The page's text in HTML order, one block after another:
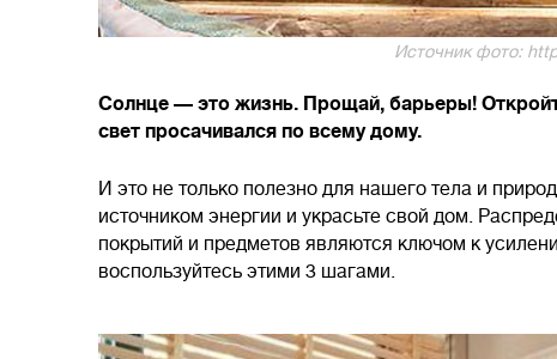
Источник фото:
Солнце — это жизнь. Прощай, барьеры!
свет просачивался по всему дому.
И это не только полезно для нашего тела и
источником энергии и украсьте свой дом.
покрытий и предметов являются ключом к
воспользуйтесь этими 3 шагами.